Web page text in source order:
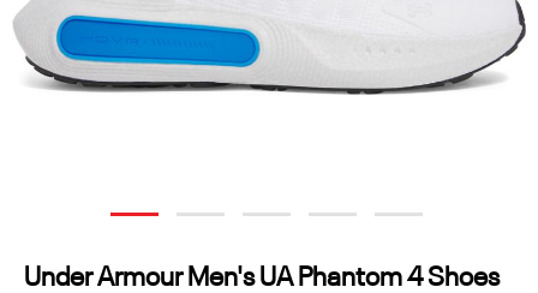
1 2 3 4 5
Under Armour Men's UA Phantom 4 Shoes